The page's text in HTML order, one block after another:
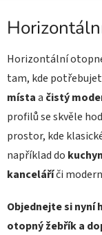
Horizontální
tam, kde
místaa čistý
profilů se skvěle
prostor, kde
například do
kanceláříči
Objednejte si
otopný žebřík a